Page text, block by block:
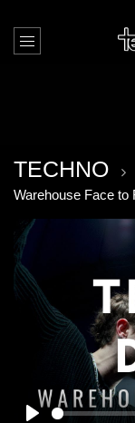
TECHNO
Warehouse Face to